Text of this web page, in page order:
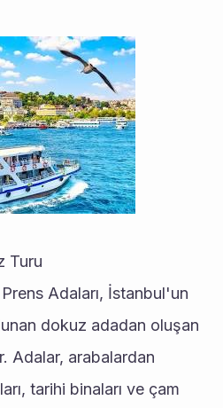
Turu
Adaları, İstanbul'un
dokuz adadan oluşan
Adalar, arabalardan
tarihi binaları ve çam